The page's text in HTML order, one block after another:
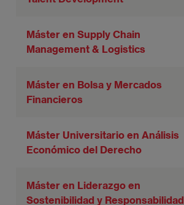
Máster en Supply Chain
Management & Logistics
Máster en Bolsa y Mercados
Financieros
Máster Universitario en Análisis
Económico del Derecho
Máster en Liderazgo en
Sostenibilidad y Responsabilidad